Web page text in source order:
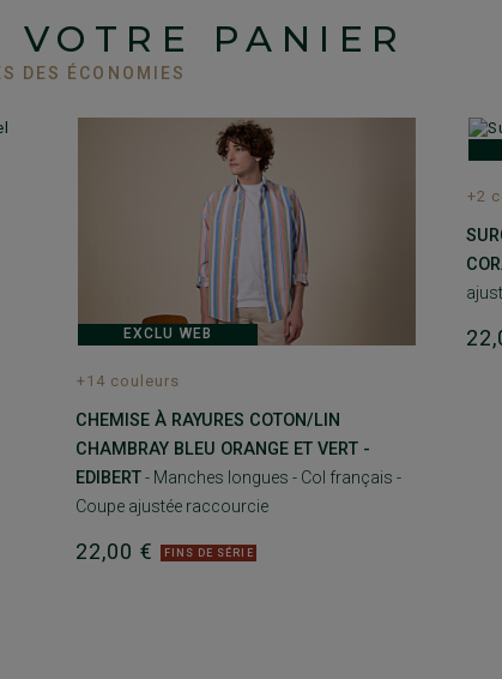
VOTRE PANIER
DES ÉCONOMIES
EXCLU WEB
+14 couleurs
CHEMISE À RAYURES COTON/LIN
CHAMBRAY BLEU ORANGE ET VERT -
EDIBERT- Manches longues - Col français -
Coupe ajustée raccourcie
22,00 € FINS DE SÉRIE
+2